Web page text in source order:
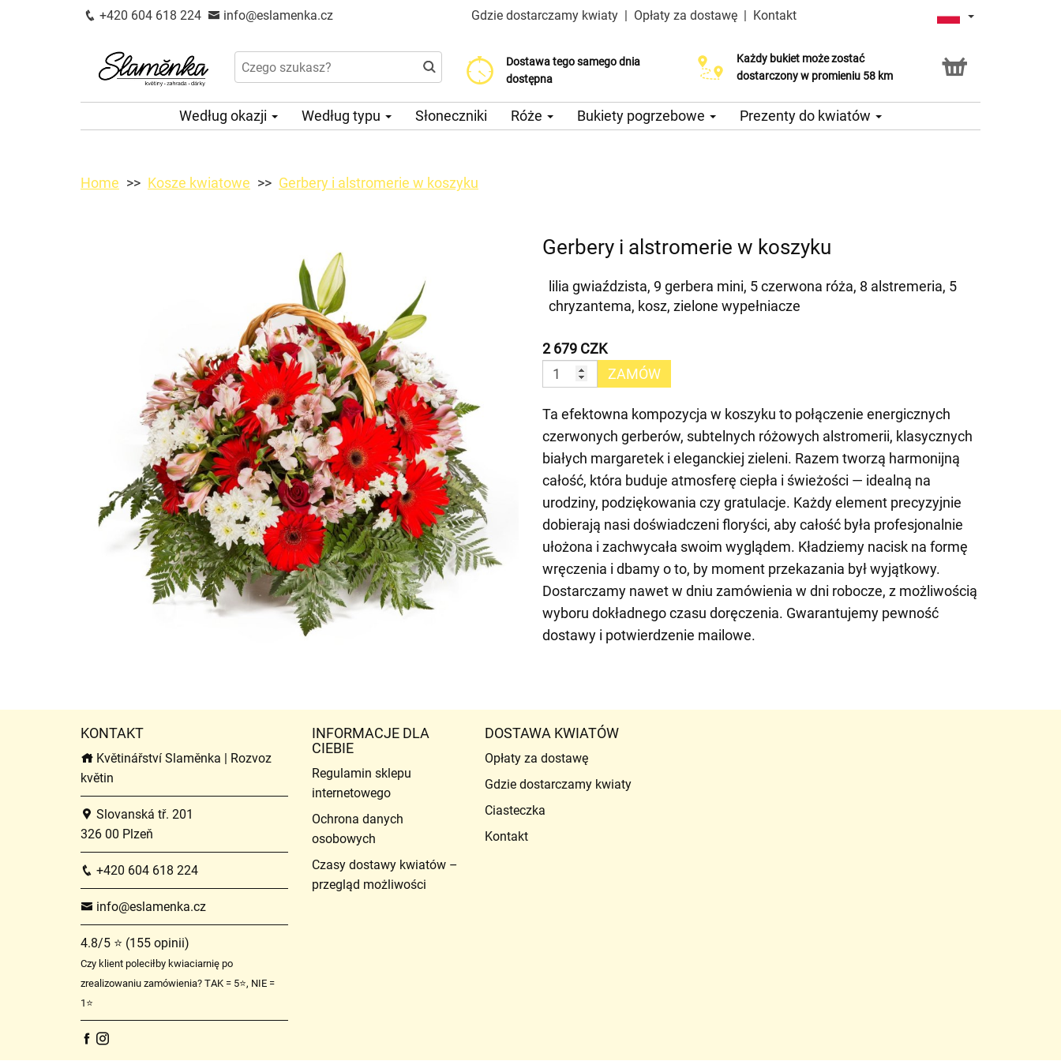
+420 604 618 224 info@eslamenka.cz Gdzie dostarczamy kwiaty | Opłaty za dostawę | Kontakt
Dostawa tego samego dnia
dostępna
Koszt dostawy już od 200 CZK
Wybierz datę dostawy
Każdy bukiet może zostać
dostarczony w promieniu 58 km
Według okazji Według typu Słoneczniki Róże Bukiety pogrzebowe Prezenty do kwiatów
Home Kosze kwiatowe Gerbery i alstromerie w koszyku
Gerbery i alstromerie w koszyku
lilia gwiaździsta, 9 gerbera mini, 5 czerwona róża, 8 alstremeria, 5
chryzantema, kosz, zielone wypełniacze
2 679 CZK
ZAMÓW
Ta efektowna kompozycja w koszyku to połączenie energicznych
czerwonych gerberów, subtelnych różowych alstromerii, klasycznych
białych margaretek i eleganckiej zieleni. Razem tworzą harmonijną
całość, która buduje atmosferę ciepła i świeżości — idealną na
urodziny, podziękowania czy gratulacje. Każdy element precyzyjnie
dobierają nasi doświadczeni floryści, aby całość była profesjonalnie
ułożona i zachwycała swoim wyglądem. Kładziemy nacisk na formę
wręczenia i dbamy o to, by moment przekazania był wyjątkowy.
Dostarczamy nawet w dniu zamówienia w dni robocze, z możliwością
wyboru dokładnego czasu doręczenia. Gwarantujemy pewność
dostawy i potwierdzenie mailowe.
KONTAKT
Květinářství Slaměnka | Rozvoz
květin
Slovanská tř. 201
326 00 Plzeň
+420 604 618 224
info@eslamenka.cz
4.8/5 ⭐ (155 opinii)
Czy klient poleciłby kwiaciarnię po
zrealizowaniu zamówienia? TAK = 5⭐, NIE =
1⭐
INFORMACJE DLA
CIEBIE
Regulamin sklepu
internetowego
Ochrona danych
osobowych
Czasy dostawy kwiatów –
przegląd możliwości
DOSTAWA KWIATÓW
Opłaty za dostawę
Gdzie dostarczamy kwiaty
Ciasteczka
Kontakt